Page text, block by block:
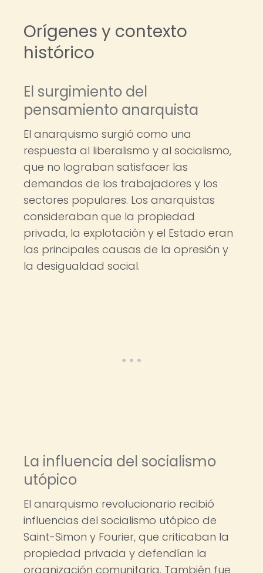
Orígenes y contexto
histórico
El surgimiento del
pensamiento anarquista
El anarquismo surgió como una
respuesta al liberalismo y al socialismo,
que no lograban satisfacer las
demandas de los trabajadores y los
sectores populares. Los anarquistas
consideraban que la propiedad
privada, la explotación y el Estado eran
las principales causas de la opresión y
la desigualdad social.
La influencia del socialismo
utópico
El anarquismo revolucionario recibió
influencias del socialismo utópico de
Saint-Simon y Fourier, que criticaban la
propiedad privada y defendían la
organización comunitaria. También fue